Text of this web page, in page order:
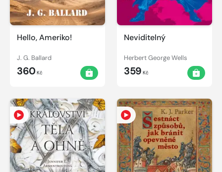
Hello, Ameriko!
J. G. Ballard
360Kč
Neviditelný
Herbert George Wells
359 Kč